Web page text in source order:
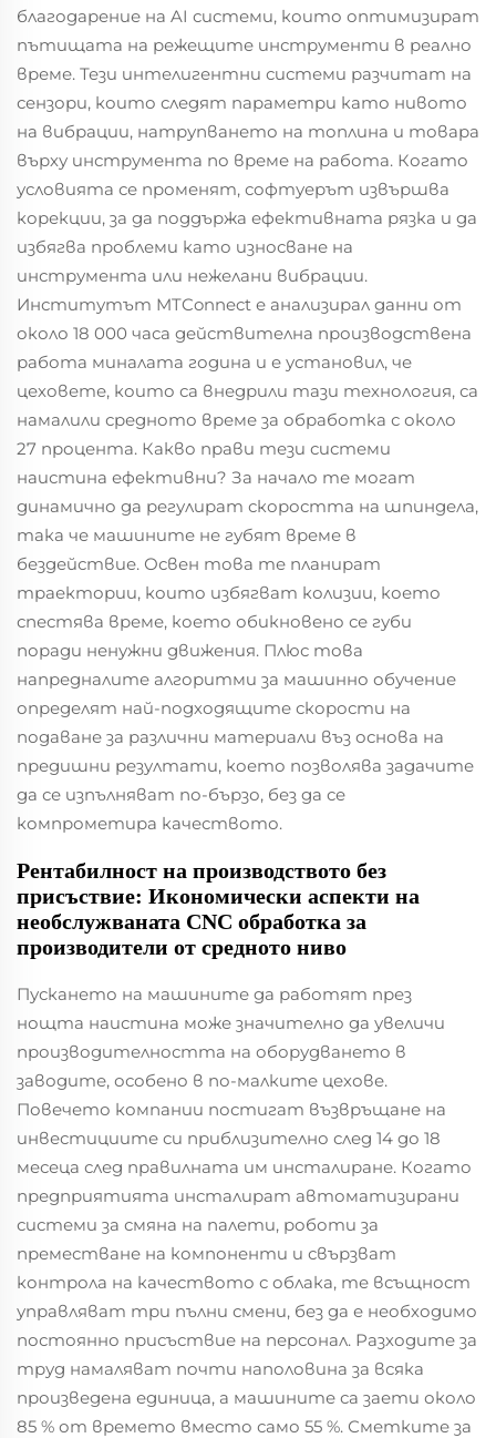
благодарение на AI системи, които оптимизират
пътищата на режещите инструменти в реално
време. Тези интелигентни системи разчитат на
сензори, които следят параметри като нивото
на вибрации, натрупването на топлина и товара
върху инструмента по време на работа. Когато
условията се променят, софтуерът извършва
корекции, за да поддържа ефективната рязка и да
избягва проблеми като износване на
инструмента или нежелани вибрации.
Институтът MTConnect е анализирал данни от
около 18 000 часа действителна производствена
работа миналата година и е установил, че
цеховете, които са внедрили тази технология, са
намалили средното време за обработка с около
27 процента. Какво прави тези системи
наистина ефективни? За начало те могат
динамично да регулират скоростта на шпиндела,
така че машините не губят време в
бездействие. Освен това те планират
траектории, които избягват колизии, което
спестява време, което обикновено се губи
поради ненужни движения. Плюс това
напредналите алгоритми за машинно обучение
определят най-подходящите скорости на
подаване за различни материали въз основа на
предишни резултати, което позволява задачите
да се изпълняват по-бързо, без да се
компрометира качеството.
Рентабилност на производството без
присъствие: Икономически аспекти на
необслужваната CNC обработка за
производители от средното ниво
Пускането на машините да работят през
нощта наистина може значително да увеличи
производителността на оборудването в
заводите, особено в по-малките цехове.
Повечето компании постигат възвръщане на
инвестициите си приблизително след 14 до 18
месеца след правилната им инсталиране. Когато
предприятията инсталират автоматизирани
системи за смяна на палети, роботи за
преместване на компоненти и свързват
контрола на качеството с облака, те всъщност
управляват три пълни смени, без да е необходимо
постоянно присъствие на персонал. Разходите за
труд намаляват почти наполовина за всяка
произведена единица, а машините са заети около
85 % от времето вместо само 55 %. Сметките за